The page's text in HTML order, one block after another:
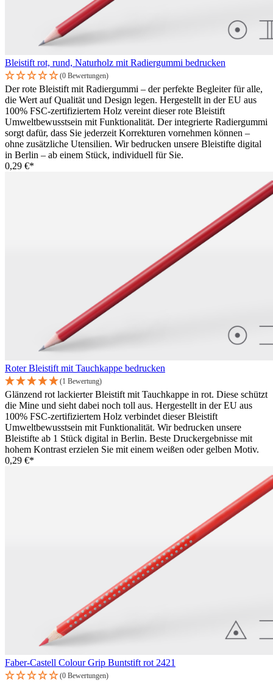
Bleistift rot, rund, Naturholz mit Radiergummi bedrucken
(0 Bewertungen)
Der rote Bleistift mit Radiergummi – der perfekte Begleiter für alle,
die Wert auf Qualität und Design legen. Hergestellt in der EU aus
100% FSC-zertifiziertem Holz vereint dieser rote Bleistift
Umweltbewusstsein mit Funktionalität. Der integrierte Radiergummi
sorgt dafür, dass Sie jederzeit Korrekturen vornehmen können –
ohne zusätzliche Utensilien. Wir bedrucken unsere Bleistifte digital
in Berlin – ab einem Stück, individuell für Sie.
0,29 €*
Roter Bleistift mit Tauchkappe bedrucken
(1 Bewertung)
Glänzend rot lackierter Bleistift mit Tauchkappe in rot. Diese schützt
die Mine und sieht dabei noch toll aus. Hergestellt in der EU aus
100% FSC-zertifiziertem Holz verbindet dieser Bleistift
Umweltbewusstsein mit Funktionalität. Wir bedrucken unsere
Bleistifte ab 1 Stück digital in Berlin. Beste Druckergebnisse mit
hohem Kontrast erzielen Sie mit einem weißen oder gelben Motiv.
0,29 €*
Faber-Castell Colour Grip Buntstift rot 2421
(0 Bewertungen)